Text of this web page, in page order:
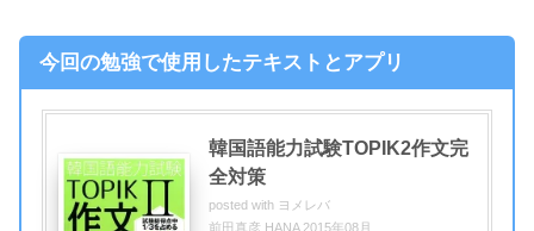
今回の勉強で使用したテキストとアプリ
韓国語能力試験TOPIK2作文完
全対策
posted with ヨメレバ
前田真彦 HANA 2015年08月